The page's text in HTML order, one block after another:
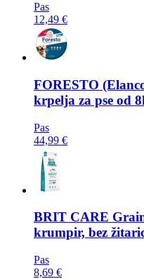
Pas
12,49 €
FORESTO
krpelja za pse od
Pas
44,99 €
BRIT CARE
krumpir, bez
Pas
8,69 €